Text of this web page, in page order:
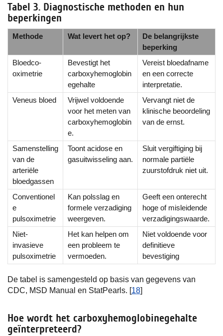
Tabel 3. Diagnostische methoden en hun
beperkingen
Methode Wat levert het op?
De belangrijkste
beperking
Bloedco-
oximetrie
Bevestigt het
carboxyhemoglobin
egehalte
Vereist bloedafname
en een correcte
interpretatie.
Veneus bloed
Vrijwel voldoende
voor het meten van
carboxyhemoglobin
e.
Vervangt niet de
klinische beoordeling
van de ernst.
Samenstelling
van de
arteriële
bloedgassen
Toont acidose en
gasuitwisseling aan.
Sluit vergiftiging bij
normale partiële
zuurstofdruk niet uit.
Conventionel
e
pulsoximetrie
Kan polsslag en
formele verzadiging
weergeven.
Geeft een onterecht
hoge of misleidende
verzadigingswaarde.
Niet-
invasieve
pulsoximetrie
Het kan helpen om
een probleem te
vermoeden.
Niet voldoende voor
definitieve
bevestiging
De tabel is samengesteld op basis van gegevens van
CDC, MSD Manual en StatPearls. [18]
Hoe wordt het carboxyhemoglobinegehalte
geïnterpreteerd?